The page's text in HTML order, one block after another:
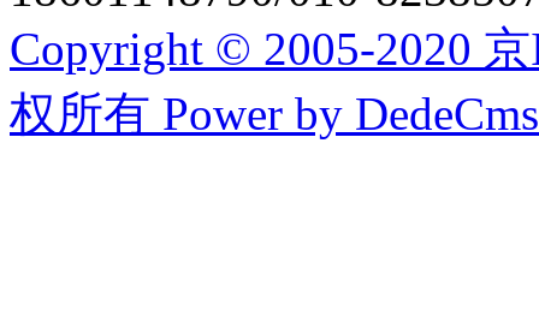
Copyright © 2005-2020
权所有 Power by DedeCms